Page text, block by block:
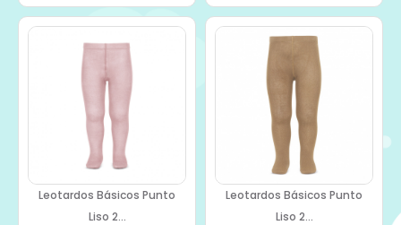
Leotardos Básicos Punto
Liso 2...
Leotardos Básicos Punto
Liso 2...